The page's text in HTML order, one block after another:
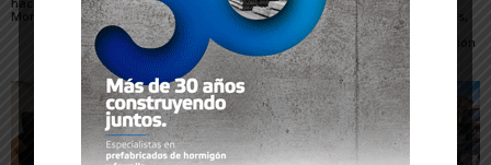
Monasterio de Fitero
los actos oficiales de
sus fiestas por el cierre
de las Urgencias
actividades científicas,
visitas guiadas,
concierto y observación
de las Perseidas